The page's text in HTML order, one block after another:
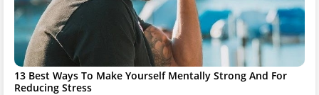
13 Best Ways To Make Yourself Mentally Strong And For
Reducing Stress